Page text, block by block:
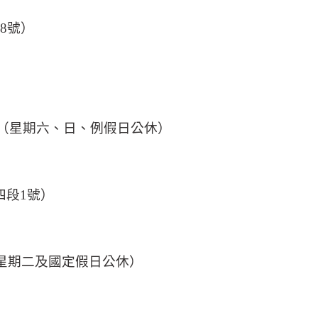
號）
（星期六、日、例假日公休）
段1號）
期二及國定假日公休）